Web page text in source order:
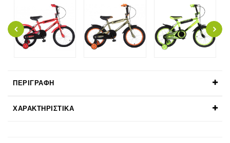
ΠΕΡΙΓΡΑΦΉ
ΧΑΡΑΚΤΗΡΙΣΤΙΚΆ